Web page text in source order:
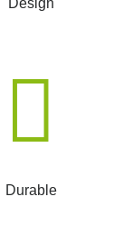
Durable